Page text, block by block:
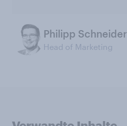
Philipp Schneider
Head of Marketing